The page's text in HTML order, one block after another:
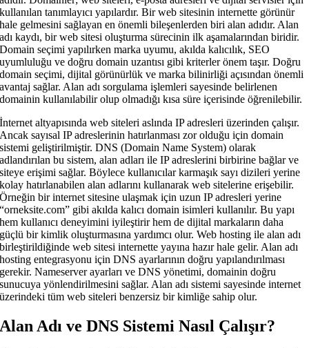
kullanılan tanımlayıcı yapılardır. Bir web sitesinin internette görünür
hale gelmesini sağlayan en önemli bileşenlerden biri alan adıdır. Alan
adı kaydı, bir web sitesi oluşturma sürecinin ilk aşamalarından biridir.
Domain seçimi yapılırken marka uyumu, akılda kalıcılık, SEO
uyumluluğu ve doğru domain uzantısı gibi kriterler önem taşır. Doğru
domain seçimi, dijital görünürlük ve marka bilinirliği açısından önemli
avantaj sağlar. Alan adı sorgulama işlemleri sayesinde belirlenen
domainin kullanılabilir olup olmadığı kısa süre içerisinde öğrenilebilir.
İnternet altyapısında web siteleri aslında IP adresleri üzerinden çalışır.
Ancak sayısal IP adreslerinin hatırlanması zor olduğu için domain
sistemi geliştirilmiştir. DNS (Domain Name System) olarak
adlandırılan bu sistem, alan adları ile IP adreslerini birbirine bağlar ve
siteye erişimi sağlar. Böylece kullanıcılar karmaşık sayı dizileri yerine
kolay hatırlanabilen alan adlarını kullanarak web sitelerine erişebilir.
Örneğin bir internet sitesine ulaşmak için uzun IP adresleri yerine
“orneksite.com” gibi akılda kalıcı domain isimleri kullanılır. Bu yapı
hem kullanıcı deneyimini iyileştirir hem de dijital markaların daha
güçlü bir kimlik oluşturmasına yardımcı olur. Web hosting ile alan adı
birleştirildiğinde web sitesi internette yayına hazır hale gelir. Alan adı
hosting entegrasyonu için DNS ayarlarının doğru yapılandırılması
gerekir. Nameserver ayarları ve DNS yönetimi, domainin doğru
sunucuya yönlendirilmesini sağlar. Alan adı sistemi sayesinde internet
üzerindeki tüm web siteleri benzersiz bir kimliğe sahip olur.
Alan Adı ve DNS Sistemi Nasıl Çalışır?